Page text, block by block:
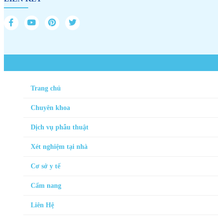
Trang chủ
Chuyên khoa
Dịch vụ phẫu thuật
Xét nghiệm tại nhà
Cơ sở y tế
Cẩm nang
Liên Hệ